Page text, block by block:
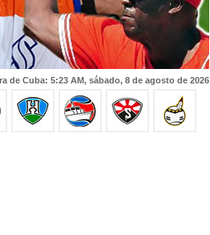
de Cuba: 5:23 AM, sábado, 8 de agosto de 2026